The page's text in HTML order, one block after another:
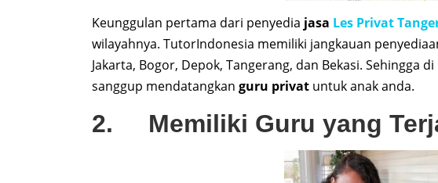
Keunggulan pertama dari penyedia jasa Les Privat
wilayahnya. TutorIndonesia memiliki jangkauan
Jakarta, Bogor, Depok, Tangerang, dan Bekasi. Sehingga
sanggup mendatangkan guru privat untuk anak anda.
2. Memiliki Guru yang